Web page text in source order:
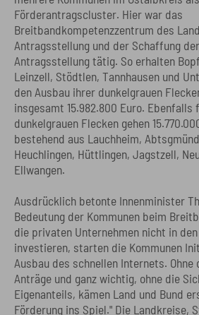
Förderantragscluster. Hier war das
Breitbandkompetenzzentrum des
Antragsstellung und der Schaffung
Antragsstellung tätig. So erhalten
Leinzell, Stödtlen, Tannhausen und
den Ausbau ihrer dunkelgrauen
insgesamt 15.982.800 Euro. Ebenfalls
dunkelgrauen Flecken gehen
bestehend aus Lauchheim,
Heuchlingen, Hüttlingen, Jagstzell,
Ellwangen.
Ausdrücklich betonte Innenminister
Bedeutung der Kommunen beim
die privaten Unternehmen nicht in
investieren, starten die Kommunen
Ausbau des schnellen Internets.
Anträge und ganz wichtig, ohne die
Eigenanteils, kämen Land und Bund
Förderung ins Spiel." Die Landkreise,